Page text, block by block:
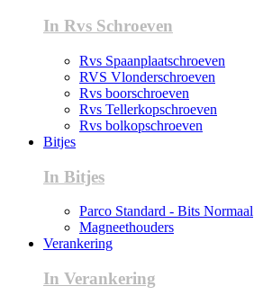
In Rvs Schroeven
Rvs Spaanplaatschroeven
RVS Vlonderschroeven
Rvs boorschroeven
Rvs Tellerkopschroeven
Rvs bolkopschroeven
Bitjes
In Bitjes
Parco Standard - Bits Normaal
Magneethouders
Verankering
In Verankering